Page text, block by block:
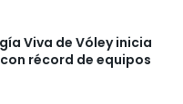
Viva de Vóley inicia
récord de equipos